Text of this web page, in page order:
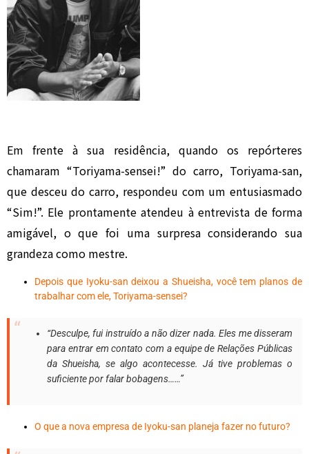
Em frente à sua residência, quando os repórteres
chamaram “Toriyama-sensei!” do carro, Toriyama-san,
que desceu do carro, respondeu com um entusiasmado
“Sim!”. Ele prontamente atendeu à entrevista de forma
amigável, o que foi uma surpresa considerando sua
grandeza como mestre.
Depois que Iyoku-san deixou a Shueisha, você tem planos de
trabalhar com ele, Toriyama-sensei?
“Desculpe, fui instruído a não dizer nada. Eles me disseram
para entrar em contato com a equipe de Relações Públicas
da Shueisha, se algo acontecesse. Já tive problemas o
suficiente por falar bobagens……”
O que a nova empresa de Iyoku-san planeja fazer no futuro?